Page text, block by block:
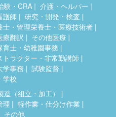
験・CRA
介護・ヘルパー
護師
研究・開発・検査
士・管理栄養士・医療技術者
療翻訳
その他医療
育士・幼稚園事務
トラクター・非常勤講師
学事務
試験監督
学校
造（組立・加工）
理
軽作業・仕分け作業
その他